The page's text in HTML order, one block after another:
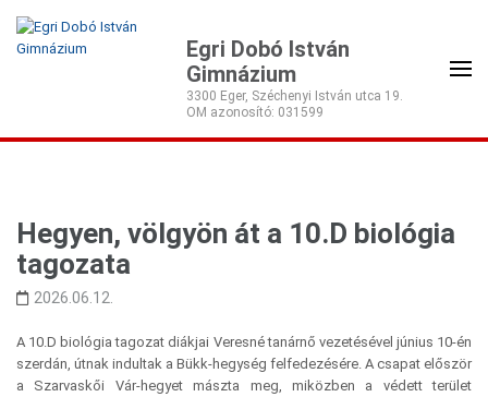
Egri Dobó István
Gimnázium
3300 Eger, Széchenyi István utca 19.
Hegyen, völgyön át a 10.D biológia
tagozata
2026.06.12.
A 10.D biológia tagozat diákjai Veresné tanárnő vezetésével június 10-én
szerdán, útnak indultak a Bükk-hegység felfedezésére. A csapat először
a Szarvaskői Vár-hegyet mászta meg, miközben a védett terület